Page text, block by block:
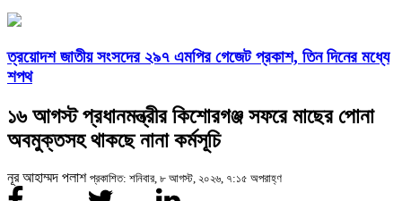
ত্রয়োদশ জাতীয় সংসদের ২৯৭ এমপির গেজেট প্রকাশ, তিন দিনের মধ্যে
শপথ
১৬ আগস্ট প্রধানমন্ত্রীর কিশোরগঞ্জ সফরে মাছের পোনা
অবমুক্তসহ থাকছে নানা কর্মসূচি
নূর আহাম্মদ পলাশ প্রকাশিত: শনিবার, ৮ আগস্ট, ২০২৬, ৭:১৫ অপরাহ্ণ